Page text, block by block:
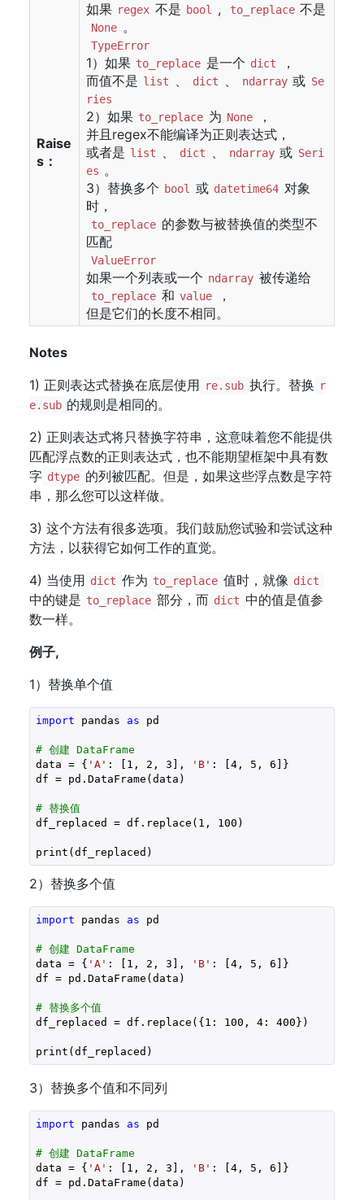
Raise
s：
如果 regex 不是 bool , to_replace 不是
None 。
TypeError
1）如果 to_replace 是一个 dict
，
而值不是 list 、 dict 、 ndarray 或 Se
ries
2）如果 to_replace 为 None
，
并且regex不能编译为正则表达式，
或者是 list 、 dict 、 ndarray 或 Seri
es 。
3）替换多个 bool 或 datetime64 对象
时，
to_replace 的参数与被替换值的类型不
匹配
ValueError
如果一个列表或一个 ndarray 被传递给
to_replace 和 value
，
但是它们的长度不相同。
Notes
1) 正则表达式替换在底层使用 re.sub 执行。替换 r
e.sub 的规则是相同的。
2) 正则表达式将只替换字符串，这意味着您不能提供
匹配浮点数的正则表达式，也不能期望框架中具有数
字 dtype 的列被匹配。但是，如果这些浮点数是字符
串，那么您可以这样做。
3) 这个方法有很多选项。我们鼓励您试验和尝试这种
方法，以获得它如何工作的直觉。
4) 当使用 dict 作为 to_replace 值时，就像 dict
中的键是 to_replace 部分，而 dict 中的值是值参
数一样。
例子,
1）替换单个值
import pandas as pd
# 创建 DataFrame
data = { 'A' : [ 1 , 2 , 3 ], 'B' : [4, 5 , 6 ]}
df = pd.DataFrame(data)
# 替换值
df_replaced = df.replace( 1 , 100 )
print(df_replaced)
2）替换多个值
import pandas as pd
# 创建 DataFrame
data = { 'A' : [ 1 , 2 , 3 ], 'B' : [4, 5 , 6 ]}
df = pd.DataFrame(data)
# 替换多个值
df_replaced = df.replace({1 : 100 , 4: 400})
3）替换多个值和不同列
import pandas as pd
# 创建 DataFrame
data = { 'A' : [ 1 , 2 , 3 ], 'B' : [4, 5 , 6 ]}
df = pd.DataFrame(data)